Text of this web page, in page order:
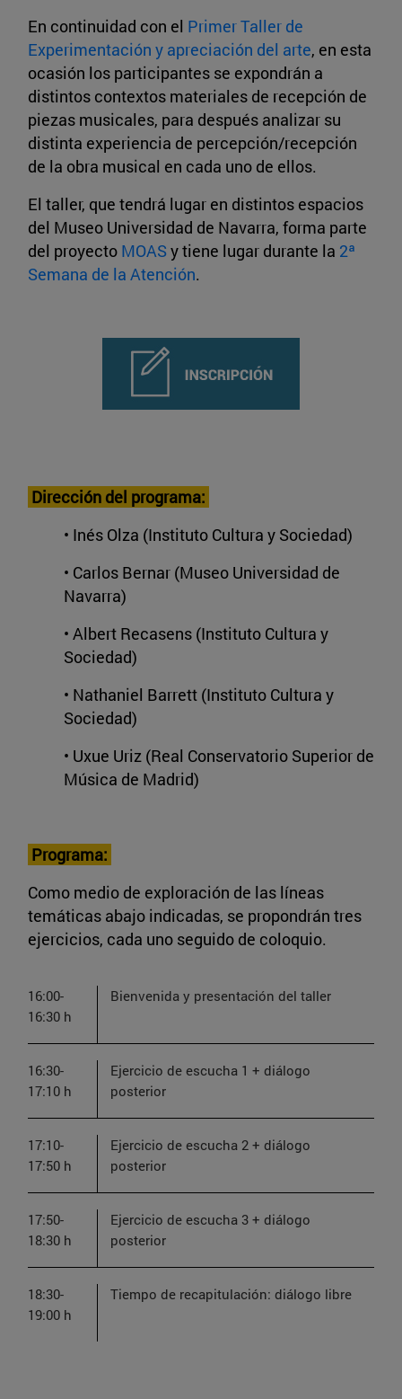
En continuidad con el Primer Taller de
Experimentación y apreciación del arte, en esta
ocasión los participantes se expondrán a
distintos contextos materiales de recepción de
piezas musicales, para después analizar su
distinta experiencia de percepción/recepción
de la obra musical en cada uno de ellos.
El taller, que tendrá lugar en distintos espacios
del Museo Universidad de Navarra, forma parte
del proyecto MOASy tiene lugar durante la 2ª
Semana de la Atención.
Dirección del programa:
• Inés Olza (Instituto Cultura y Sociedad)
• Carlos Bernar (Museo Universidad de
Navarra)
• Albert Recasens (Instituto Cultura y
Sociedad)
• Nathaniel Barrett (Instituto Cultura y
Sociedad)
• Uxue Uriz (Real Conservatorio Superior de
Música de Madrid)
Programa:
Como medio de exploración de las líneas
temáticas abajo indicadas, se propondrán tres
ejercicios, cada uno seguido de coloquio.
16:00-
16:30 h
Bienvenida y presentación del taller
16:30-
17:10 h
Ejercicio de escucha 1 + diálogo
posterior
17:10-
17:50 h
Ejercicio de escucha 2 + diálogo
posterior
17:50-
18:30 h
Ejercicio de escucha 3 + diálogo
posterior
18:30-
19:00 h
Tiempo de recapitulación: diálogo libre